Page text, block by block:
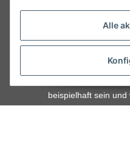
Alle
Gesetzliche Informationen
Alle technischen Angaben
Angaben vorbehalten.
beispielhaft sein und